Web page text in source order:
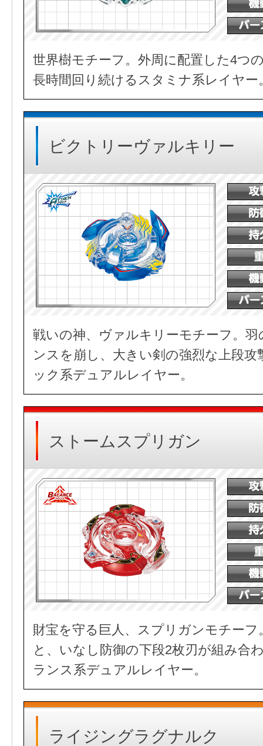
世界樹モチーフ。外周に配置した4つ
長時間回り続けるスタミナ系レイヤー
ビクトリーヴァルキリー
戦いの神、ヴァルキリーモチーフ。
ンスを崩し、大きい剣の強烈な上段
ック系デュアルレイヤー。
ストームスプリガン
財宝を守る巨人、スプリガンモチーフ
と、いなし防御の下段2枚刃が組み合
ランス系デュアルレイヤー。
ライジングラグナルク